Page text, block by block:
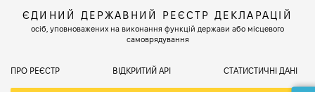
ЄДИНИЙ ДЕРЖАВНИЙ РЕЄСТР ДЕКЛАРАЦІЙ
осіб, уповноважених на виконання функцій держави або місцевого
самоврядування
ПРО РЕЄСТР ВІДКРИТИЙ АРІ СТАТИСТИЧНІ ДАНІ